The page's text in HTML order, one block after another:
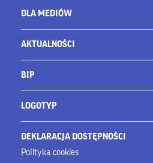
DLA MEDIÓW
AKTUALNOŚCI
BIP
LOGOTYP
DEKLARACJA DOSTĘPNOŚCI
Polityka cookies